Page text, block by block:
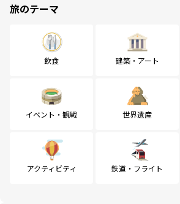
旅のテーマ
飲食 建築・アート
イベント・観戦 世界遺産
アクティビティ 鉄道・フライト